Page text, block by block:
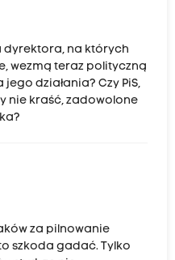
dyrektora, na których
wezmą teraz polityczną
działania? Czy PiS,
nie kraść, zadowolone
za pilnowanie
szkoda gadać. Tylko